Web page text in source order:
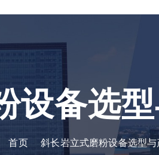
设备选
首页 斜长岩立式磨粉设备选型